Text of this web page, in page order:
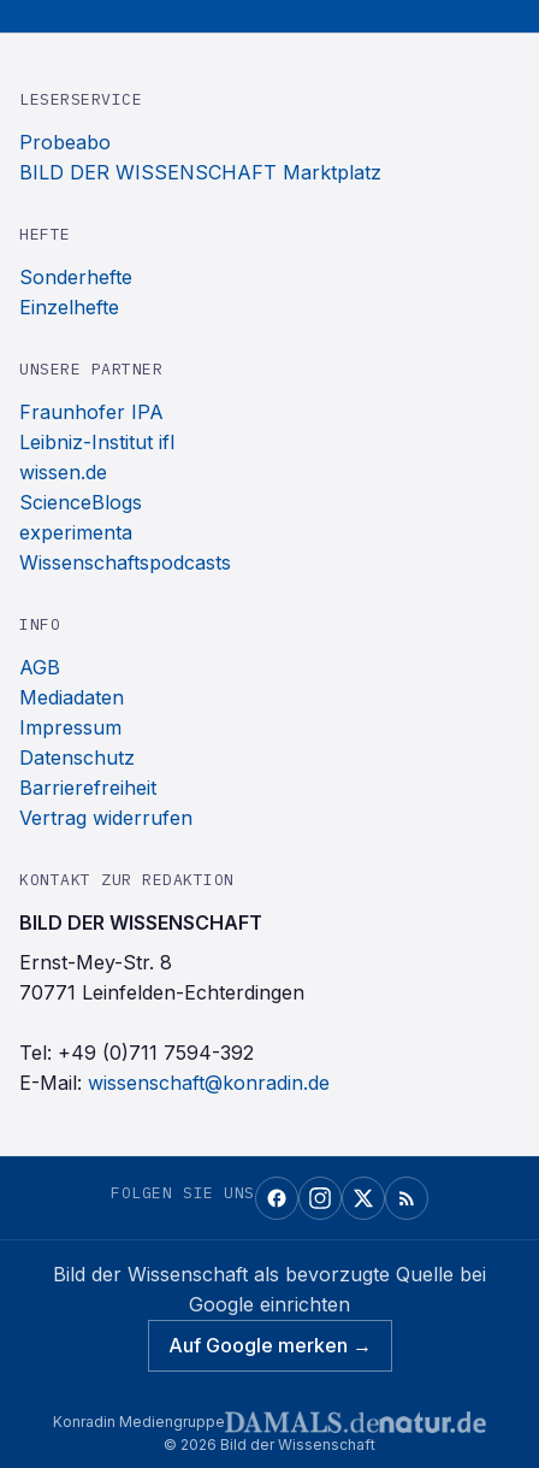
LESERSERVICE
Probeabo
BILD DER WISSENSCHAFT Marktplatz
HEFTE
Sonderhefte
Einzelhefte
UNSERE PARTNER
Fraunhofer IPA
Leibniz-Institut ifl
wissen.de
ScienceBlogs
experimenta
Wissenschaftspodcasts
INFO
AGB
Mediadaten
Impressum
Datenschutz
Barrierefreiheit
Vertrag widerrufen
KONTAKT ZUR REDAKTION
BILD DER WISSENSCHAFT
Ernst-Mey-Str. 8
70771 Leinfelden-Echterdingen
Tel: +49 (0)711 7594-392
E-Mail: wissenschaft@konradin.de
FOLGEN SIE UNS
Bild der Wissenschaft als bevorzugte Quelle bei
Google einrichten
Auf Google merken →
Konradin Mediengruppe
© 2026 Bild der Wissenschaft